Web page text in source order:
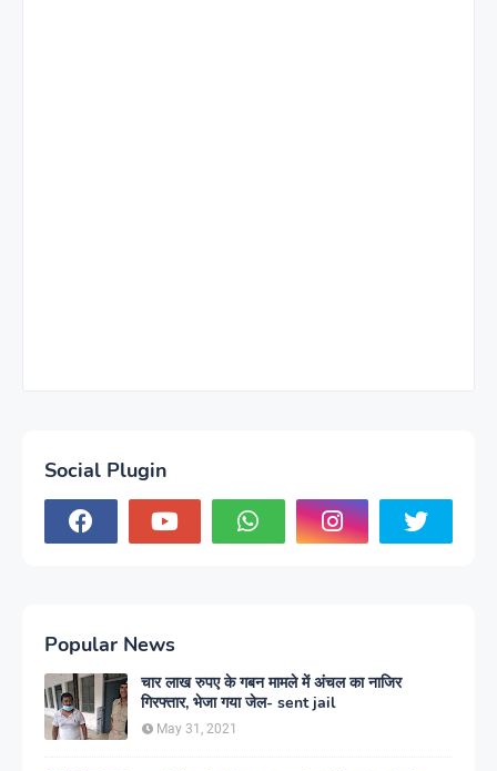
Social Plugin
Popular News
चार लाख रुपए के गबन मामले में अंचल का नाजिर
गिरफ्तार, भेजा गया जेल- sent jail
May 31, 2021